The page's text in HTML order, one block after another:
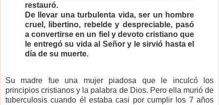
restauró.
De llevar una turbulenta vida, ser un hombre
cruel, libertino, rebelde y despreciable, pasó
a convertirse en un fiel y devoto cristiano que
le entregó su vida al Señor y le sirvió hasta el
día de su muerte.
Su madre fue una mujer piadosa que le inculcó los
principios cristianos y la palabra de Dios. Pero ella murió de
tuberculosis cuando él estaba casi por cumplir los 7 años